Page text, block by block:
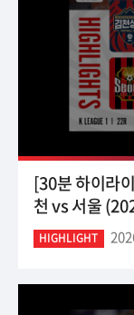
[30분 하이라
천 vs 서울
HIGHLIGHT